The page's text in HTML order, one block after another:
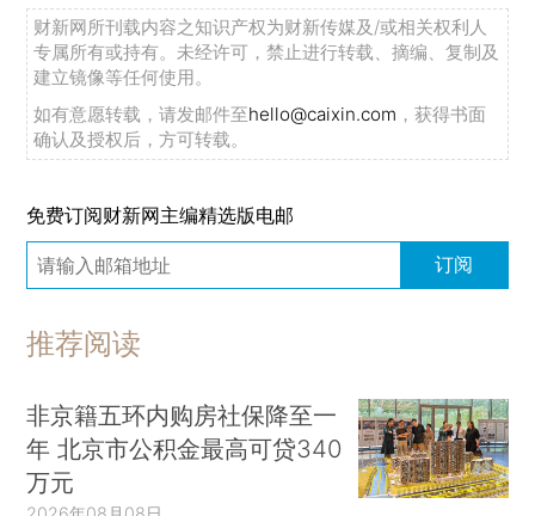
财新网所刊载内容之知识产权为财新传媒及/或相关权利人
专属所有或持有。未经许可，禁止进行转载、摘编、复制及
建立镜像等任何使用。
如有意愿转载，请发邮件至hello@caixin.com ，获得书面
确认及授权后，方可转载。
免费订阅财新网主编精选版电邮
订阅
推荐阅读
非京籍五环内购房社保降至一
年 北京市公积金最高可贷340
万元